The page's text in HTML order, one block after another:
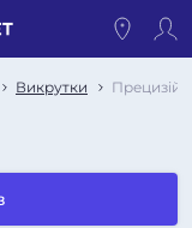
Викрутки